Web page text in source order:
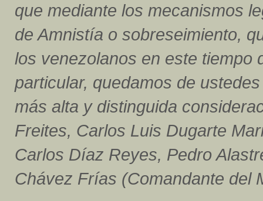
que mediante los mecanismos
de Amnistía o sobreseimiento,
los venezolanos en este tiempo
particular, quedamos de
más alta y distinguida
Freites, Carlos Luis Dugarte
Carlos Díaz Reyes, Pedro
Chávez Frías (Comandante del